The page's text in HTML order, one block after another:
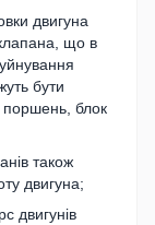
двигуна
що в
бути
поршень, блок
також
двигуна;
двигунів